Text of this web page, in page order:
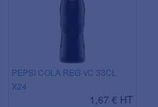
PEPSI COLA REG VC 33CL
X24
1,67 € HT